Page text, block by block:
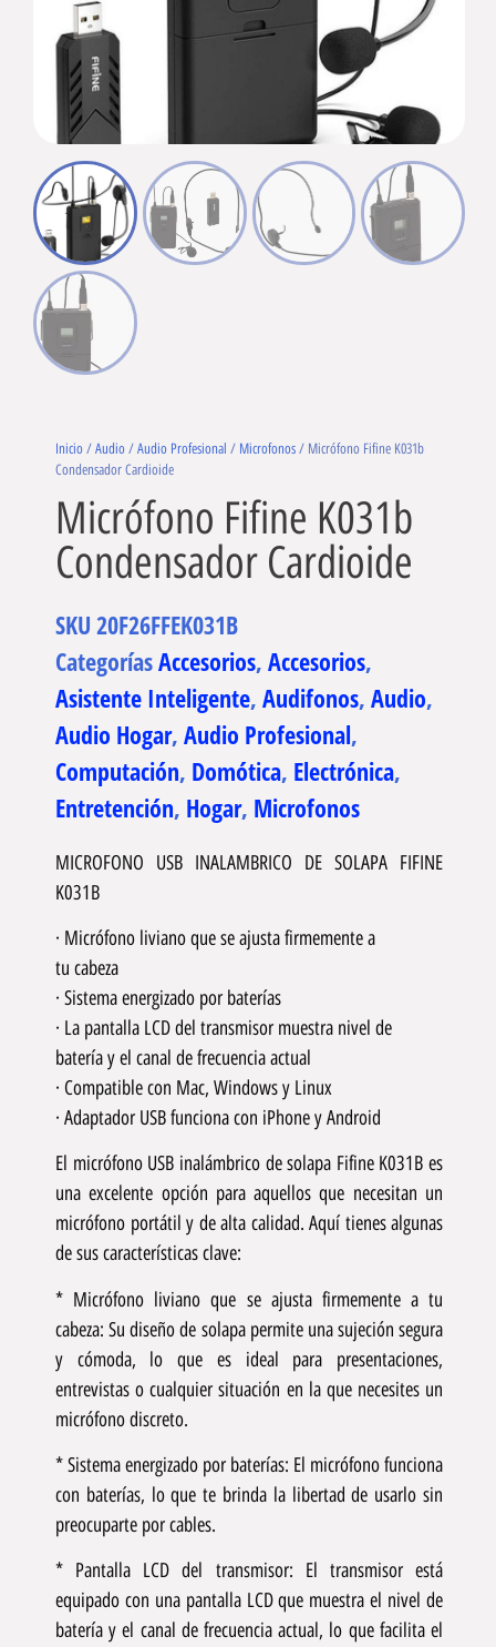
Inicio / Audio / Audio Profesional / Microfonos / Micrófono Fifine K031b
Condensador Cardioide
Micrófono Fifine K031b
Condensador Cardioide
SKU 20F26FFEK031B
CategoríasAccesorios, Accesorios,
Asistente Inteligente, Audifonos, Audio,
Audio Hogar, Audio Profesional,
Computación, Domótica, Electrónica,
Entretención, Hogar, Microfonos
MICROFONO USB INALAMBRICO DE SOLAPA FIFINE
K031B
· Micrófono liviano que se ajusta firmemente a
tu cabeza
· Sistema energizado por baterías
· La pantalla LCD del transmisor muestra nivel de
batería y el canal de frecuencia actual
· Compatible con Mac, Windows y Linux
· Adaptador USB funciona con iPhone y Android
El micrófono USB inalámbrico de solapa Fifine K031B es
una excelente opción para aquellos que necesitan un
micrófono portátil y de alta calidad. Aquí tienes algunas
de sus características clave:
* Micrófono liviano que se ajusta firmemente a tu
cabeza: Su diseño de solapa permite una sujeción segura
y cómoda, lo que es ideal para presentaciones,
entrevistas o cualquier situación en la que necesites un
micrófono discreto.
* Sistema energizado por baterías: El micrófono funciona
con baterías, lo que te brinda la libertad de usarlo sin
preocuparte por cables.
* Pantalla LCD del transmisor: El transmisor está
equipado con una pantalla LCD que muestra el nivel de
batería y el canal de frecuencia actual, lo que facilita el